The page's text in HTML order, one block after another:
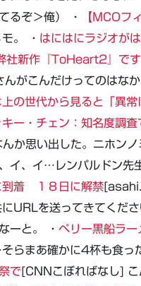
るぞ＞俺） ・
【MCOフ
。 ・ はにはにラジオが
社新作『ToHeart2』で
がこんだけってのはな
の世代から見ると「異常
キー・チェン：知名度調
か思い出した。ニホンノ
イ、イ…レンパルドン先
到着 １８日に解禁
URLを送ってきてくだ
ーと。 ・ ペリー黒船ラー
らまあ確かに4杯も食っ
で [CNNこぼればなし]